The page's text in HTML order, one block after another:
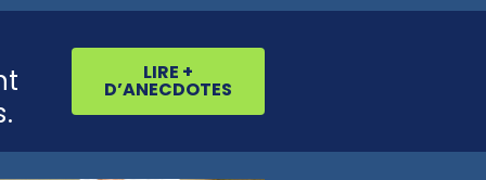
LIRE +
D’ANECDOTES